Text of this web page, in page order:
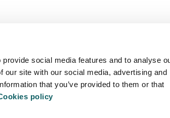
social media features and to analyse
our site with our social media, advertising and
that you’ve provided to them or that
policy